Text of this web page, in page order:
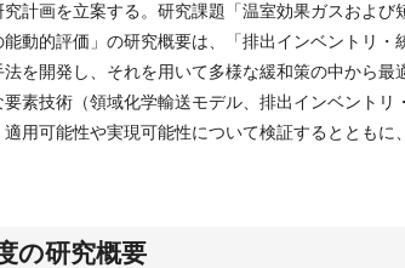
計画を立案する。研究課題「温室効果ガスおよ
動的評価」の研究概要は、「排出インベントリ
法を開発し、それを用いて多様な緩和策の中から
要素技術（領域化学輸送モデル、排出インベントリ
適用可能性や実現可能性について検証するととも
の研究概要